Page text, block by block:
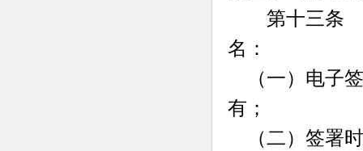
第十三条 电
名：
（一）电子
有；
（二）签署